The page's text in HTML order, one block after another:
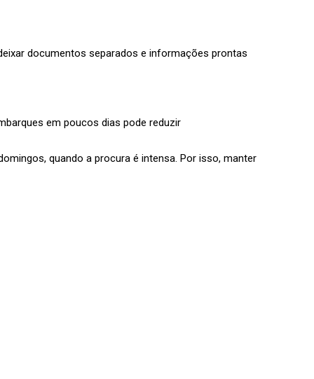
documentos separados e informações prontas
em poucos dias pode reduzir
quando a procura é intensa. Por isso, manter